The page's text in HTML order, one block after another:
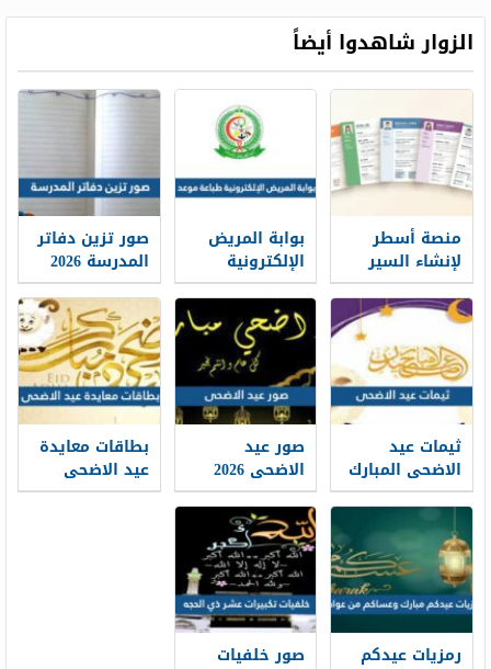
الزوار شاهدوا أيضاً
منصة أسطر
لإنشاء السير
الذاتية: حين
تتحول الخبرات
إلى حكاية
مهنية واضحة
بوابة المريض
الإلكترونية
طباعة موعد
والتسجيل فيه
1448
صور تزين دفاتر
المدرسة 2026
ثيمات عيد
الاضحى المبارك
1448 / 2026
صور عيد
الاضحى 2026
خلفيات تهنئة
عيد الاضحى
جديدة 1448
بطاقات معايدة
عيد الاضحى
المبارك 2026 ،
رمزيات عيدكم صور خلفيات